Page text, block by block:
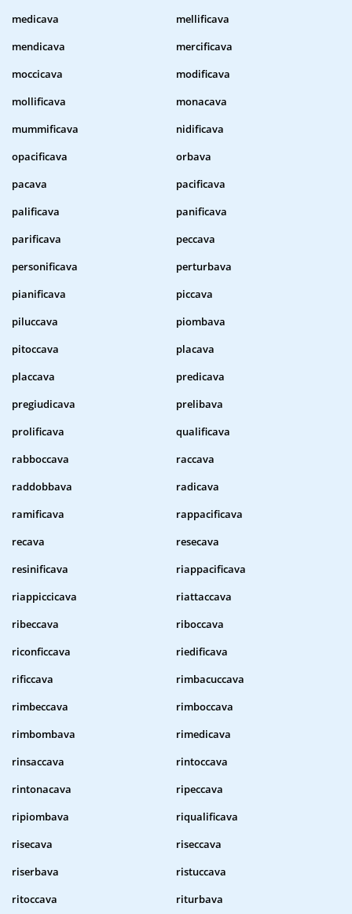
medicava
mellificava
mendicava
mercificava
moccicava
modificava
mollificava
monacava
mummificava
nidificava
opacificava
orbava
pacava
pacificava
palificava
panificava
parificava
peccava
personificava
perturbava
pianificava
piccava
piluccava
piombava
pitoccava
placava
placcava
predicava
pregiudicava
prelibava
prolificava
qualificava
rabboccava
raccava
raddobbava
radicava
ramificava
rappacificava
recava
resecava
resinificava
riappacificava
riappiccicava
riattaccava
ribeccava
riboccava
riconficcava
riedificava
rificcava
rimbacuccava
rimbeccava
rimboccava
rimbombava
rimedicava
rinsaccava
rintoccava
rintonacava
ripeccava
ripiombava
riqualificava
risecava
riseccava
riserbava
ristuccava
ritoccava
riturbava